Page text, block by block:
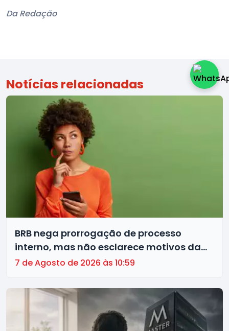
Da Redação
Notícias relacionadas
BRB nega prorrogação de processo
interno, mas não esclarece motivos da
decisão
7 de Agosto de 2026 às 10:59